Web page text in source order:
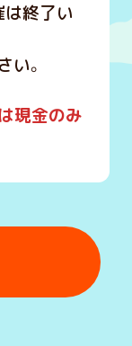
終了い
い。
現金のみ